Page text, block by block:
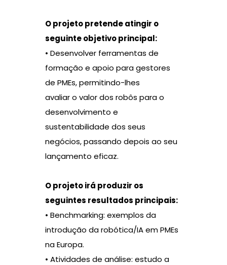
O projeto pretende atingir o
seguinte objetivo principal:
• Desenvolver ferramentas de
formação e apoio para gestores
de PMEs, permitindo-lhes
avaliar o valor dos robôs para o
desenvolvimento e
sustentabilidade dos seus
negócios, passando depois ao seu
lançamento eficaz.
O projeto irá produzir os
seguintes resultados principais:
• Benchmarking: exemplos da
introdução da robótica/IA em PMEs
na Europa.
• Atividades de análise: estudo a